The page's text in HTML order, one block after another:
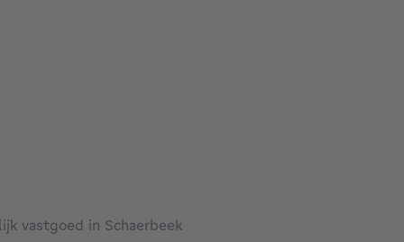
vastgoed in Schaerbeek